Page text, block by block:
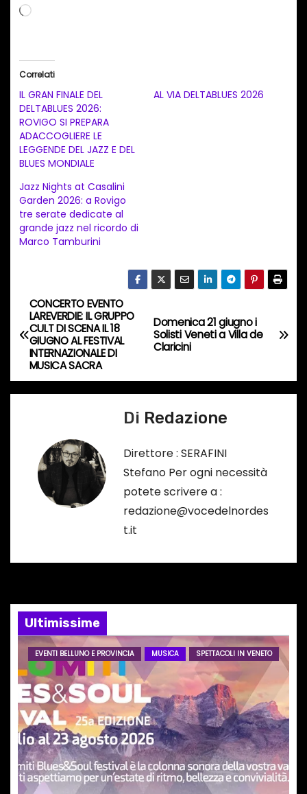
C
a
m
e
n
t
o
i
n
r
s
o
…
Correlati
IL GRAN FINALE DEL
DELTABLUES 2026:
ROVIGO SI PREPARA
ADACCOGLIERE LE
LEGGENDE DEL JAZZ E DEL
BLUES MONDIALE
AL VIA DELTABLUES 2026
Jazz Nights at Casalini
Garden 2026: a Rovigo
tre serate dedicate al
grande jazz nel ricordo di
Marco Tamburini
N
a
v
i
n
e
a
r
t
i
c
o
Domenica 21 giugno i
Solisti Veneti a Villa de
Claricini
CONCERTO EVENTO
LAREVERDIE: IL GRUPPO
CULT DI SCENA IL 18
GIUGNO AL FESTIVAL
INTERNAZIONALE DI
MUSICA SACRA
Di Redazione
Direttore : SERAFINI
Stefano Per ogni necessità
potete scrivere a :
redazione@vocedelnordes
t.it
Ultimissime
EVENTI BELLUNO E PROVINCIA MUSICA SPETTACOLI IN VENETO